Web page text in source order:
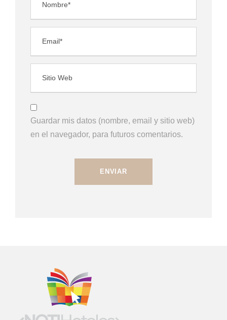
Guardar mis datos (nombre, email y sitio web)
en el navegador, para futuros comentarios.